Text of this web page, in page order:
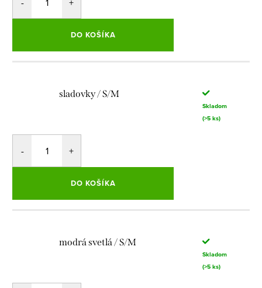
DO KOŠÍKA
sladovky / S/M
Skladom
(>5 ks)
DO KOŠÍKA
modrá svetlá / S/M
Skladom
(>5 ks)